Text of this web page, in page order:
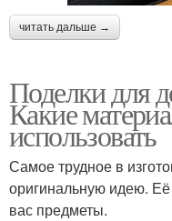
читать дальше →
Поделки для
Какие
использовать
Самое трудное в
оригинальную идею.
вас предметы.